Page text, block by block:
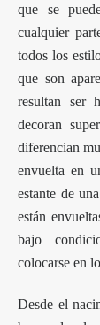
que se
cualquier
todos los
que son
resultan ser
decoran
diferencian
envuelta en
estante de
están
bajo
colocarse en
Desde el